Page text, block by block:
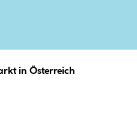
in Österreich